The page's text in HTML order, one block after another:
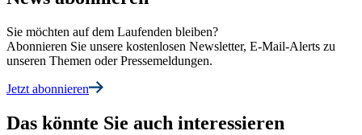
Sie möchten auf dem Laufenden bleiben?
Abonnieren Sie unsere kostenlosen Newsletter, E-Mail-Alerts zu
unseren Themen oder Pressemeldungen.
Jetzt abonnieren
Das könnte Sie auch interessieren